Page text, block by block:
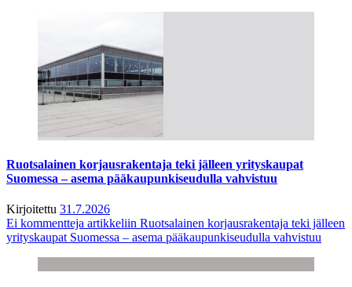
Ruotsalainen korjausrakentaja teki jälleen yrityskaupat
Suomessa – asema pääkaupunkiseudulla vahvistuu
Kirjoitettu 31.7.2026
Ei kommentteja artikkeliin Ruotsalainen korjausrakentaja teki jälleen
yrityskaupat Suomessa – asema pääkaupunkiseudulla vahvistuu